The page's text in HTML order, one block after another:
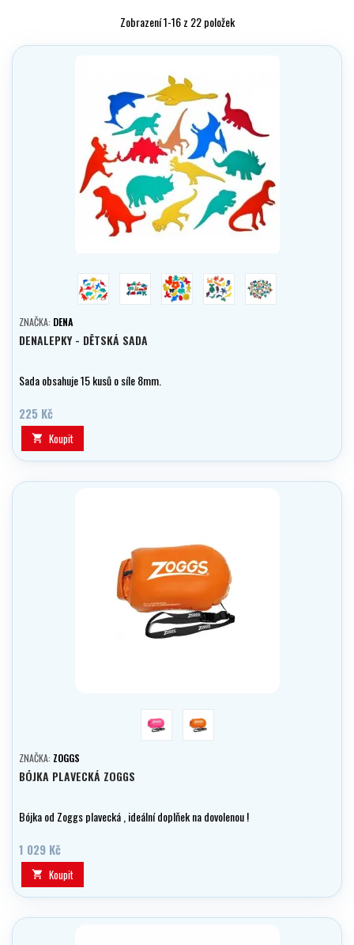
Zobrazení 1-16 z 22 položek
dinosauři dopravní prostředky
suchý světvodní světabeceda
ZNAČKA: DENA
DENALEPKY - DĚTSKÁ SADA
Sada obsahuje 15 kusů o síle 8mm.
225 Kč
 Koupit
růžová Oranžová
ZNAČKA: ZOGGS
BÓJKA PLAVECKÁ ZOGGS
Bójka od Zoggs plavecká , ideální doplňek na dovolenou !
1 029 Kč
 Koupit